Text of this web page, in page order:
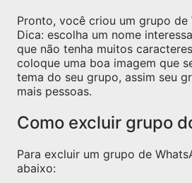
Pronto, você criou um grupo de
Dica: escolha um nome
que não tenha muitos
coloque uma boa imagem que
tema do seu grupo, assim seu
mais pessoas.
Como excluir grupo
Para excluir um grupo de
abaixo: